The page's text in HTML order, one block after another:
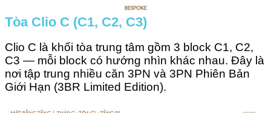
Tòa Clio C (C1, C2, C3)
Clio C là khối tòa trung tâm gồm 3 block C1, C2,
C3 — mỗi block có hướng nhìn khác nhau. Đây là
nơi tập trung nhiều căn 3PN và 3PN Phiên Bản
Giới Hạn (3BR Limited Edition).